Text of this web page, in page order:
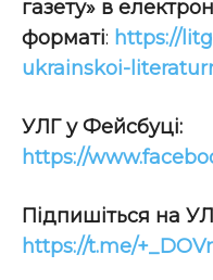
газету» в
форматі: https://
ukrainskoi-
УЛГ у Фейсбуці:
https://
Підпишіться на
https://t.me/